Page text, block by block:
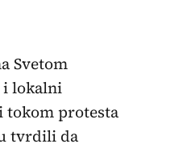
Svetom
i lokalni
tokom protesta
tvrdili da